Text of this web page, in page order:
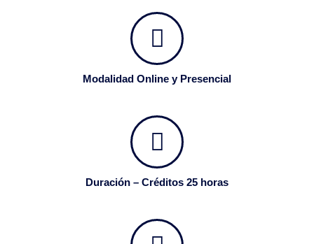
Modalidad Online y Presencial
Duración – Créditos 25 horas